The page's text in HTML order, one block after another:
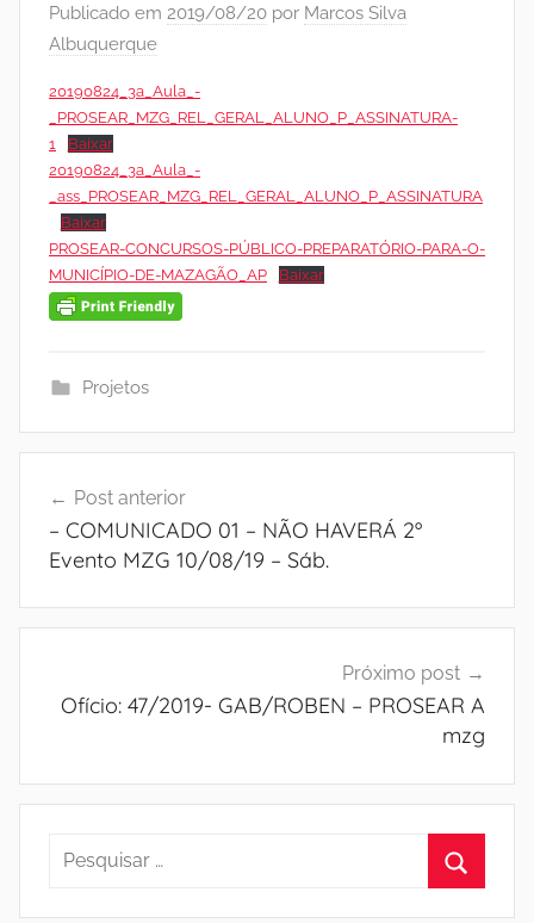
Publicado em 2019/08/20 por Marcos Silva
Albuquerque
20190824_3a_Aula_-
_PROSEAR_MZG_REL_GERAL_ALUNO_P_ASSINATURA-
1
Baixar
20190824_3a_Aula_-
_ass_PROSEAR_MZG_REL_GERAL_ALUNO_P_ASSINATURA
Baixar
PROSEAR-CONCURSOS-PÚBLICO-PREPARATÓRIO-PARA-O-
MUNICÍPIO-DE-MAZAGÃO_AP
Baixar
Projetos
de
Post
Post anterior
– COMUNICADO 01 – NÃO HAVERÁ 2º
Evento MZG 10/08/19 – Sáb.
Próximo post
Ofício: 47/2019- GAB/ROBEN – PROSEAR A
mzg
Pesquisar